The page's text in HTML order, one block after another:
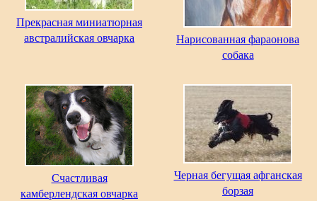
Прекрасная миниатюрная
австралийская овчарка
Нарисованная фараонова
собака
Счастливая
камберлендская овчарка
Черная бегущая афганская
борзая